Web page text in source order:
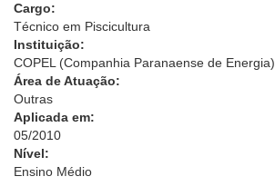
Cargo:
Técnico em Piscicultura
Instituição:
COPEL (Companhia Paranaense de Energia)
Área de Atuação:
Outras
Aplicada em:
05/2010
Nível:
Ensino Médio